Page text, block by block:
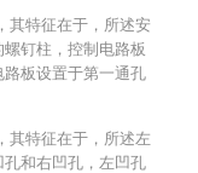
其特征在于，所述安
钉柱，控制电路板
板设置于第一通孔
其特征在于，所述左
和右凹孔，左凹孔